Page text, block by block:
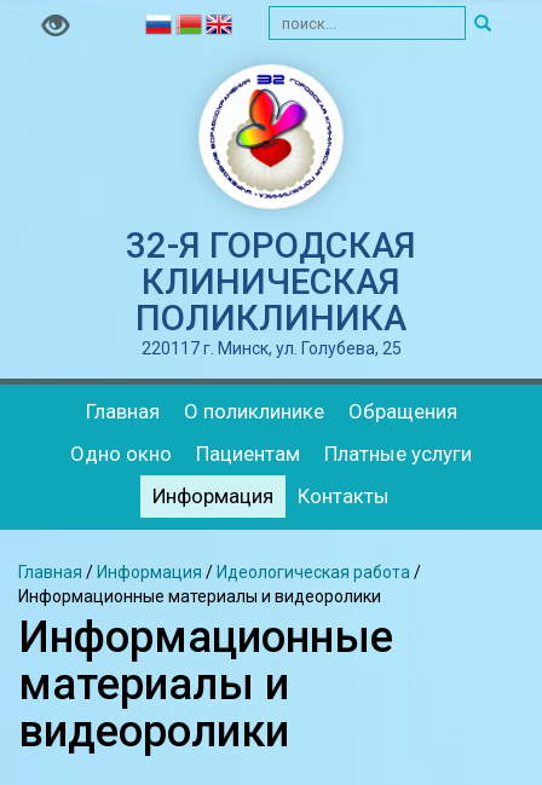
32-Я ГОРОДСКАЯ
КЛИНИЧЕСКАЯ
ПОЛИКЛИНИКА
220117 г. Минск, ул. Голубева, 25
Главная О поликлинике
Обращения
Одно окно
Пациентам
Платные услуги
Информация
Контакты
Главная / Информация / Идеологическая работа /
Информационные материалы и видеоролики
Информационные
материалы и
видеоролики